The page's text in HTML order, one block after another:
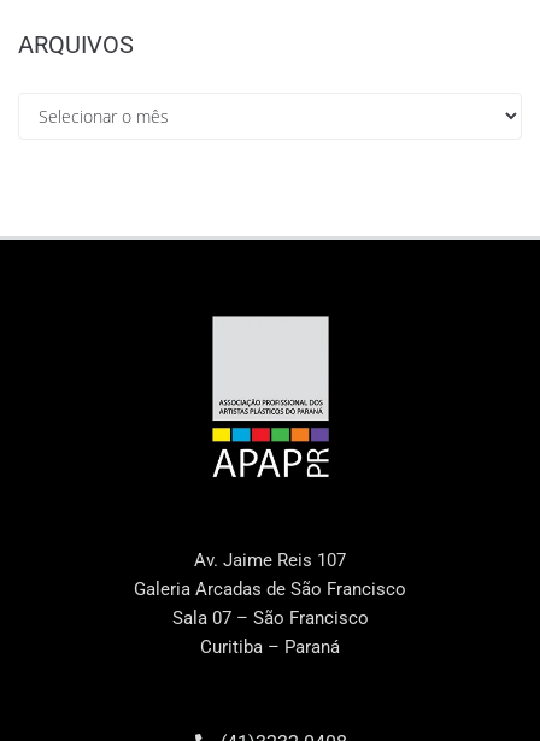
ARQUIVOS
Av. Jaime Reis 107
Galeria Arcadas de São Francisco
Sala 07 – São Francisco
Curitiba – Paraná